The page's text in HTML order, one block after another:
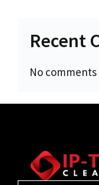
Recent
No